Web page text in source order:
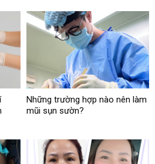
Những trường hợp nào nên làm
mũi sụn sườn?